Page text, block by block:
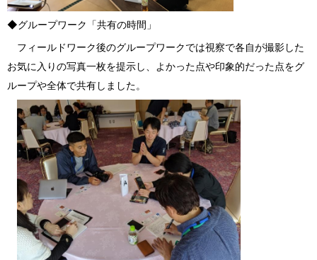
◆グループワーク 「共有の時間」
フィールドワーク後のグループワークでは視察で各自が撮影した
お気に入りの写真一枚を提示し、よかった点や印象的だった点をグ
ループや全体で共有しました。